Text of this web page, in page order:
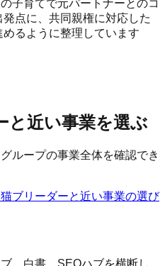
子育てで元パートナーとのコ
点に、共同親権に対応した
るように整理しています
と近い事業を選ぶ
ループの事業全体を確認でき
猫ブリーダーと近い事業の選び